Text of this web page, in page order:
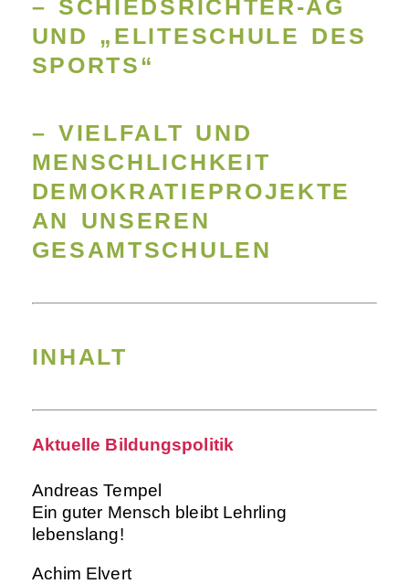
– SCHIEDSRICHTER-AG
UND „ELITESCHULE DES
SPORTS“
– VIELFALT UND
MENSCHLICHKEIT
DEMOKRATIEPROJEKTE
AN UNSEREN
GESAMTSCHULEN
INHALT
Aktuelle Bildungspolitik
Andreas Tempel
Ein guter Mensch bleibt Lehrling
lebenslang!
Achim Elvert